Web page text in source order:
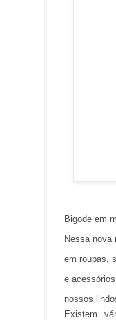
Bigode em
Nessa nova
em roupas,
e
nossos
Existem